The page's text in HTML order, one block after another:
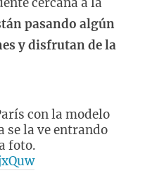
pasando algún
y disfrutan de la
con la modelo
se la ve entrando
foto.